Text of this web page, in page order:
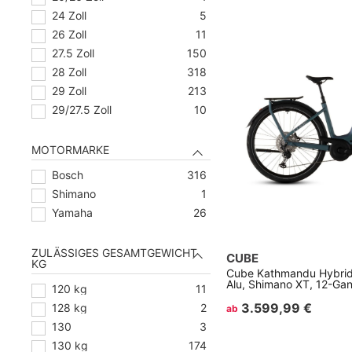
24 Zoll
5
26 Zoll
11
27.5 Zoll
150
28 Zoll
318
29 Zoll
213
29/27.5 Zoll
10
MOTORMARKE
Bosch
316
Shimano
1
Yamaha
26
ZULÄSSIGES GESAMTGEWICHT
KG
120 kg
11
128 kg
2
130
3
130 kg
174
CUBE
Cube Kathmandu
Alu, Shimano XT, 12-
ab 3.599,99 €